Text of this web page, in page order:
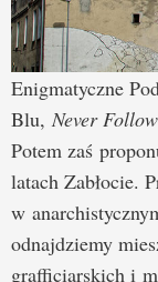
Enigmatyczne
Blu,Never Follow
Potem zaś
latach Zabłocie.
w
odnajdziemy
grafficiarskich i